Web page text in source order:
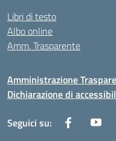
Libri di testo
Albo online
Amm. Trasparente
Amministrazione
Dichiarazione di
Seguici su: